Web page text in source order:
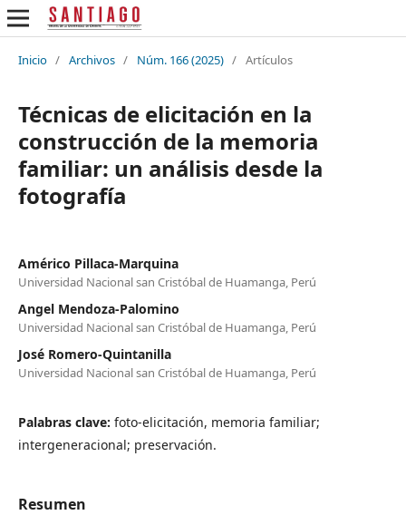
Inicio / Archivos / Núm. 166 (2025) / Artículos
Técnicas de elicitación en la
construcción de la memoria
familiar: un análisis desde la
fotografía
Américo Pillaca-Marquina
Universidad Nacional san Cristóbal de Huamanga, Perú
Angel Mendoza-Palomino
Universidad Nacional san Cristóbal de Huamanga, Perú
José Romero-Quintanilla
Universidad Nacional san Cristóbal de Huamanga, Perú
Palabras clave: foto-elicitación, memoria familiar;
intergeneracional; preservación.
Resumen